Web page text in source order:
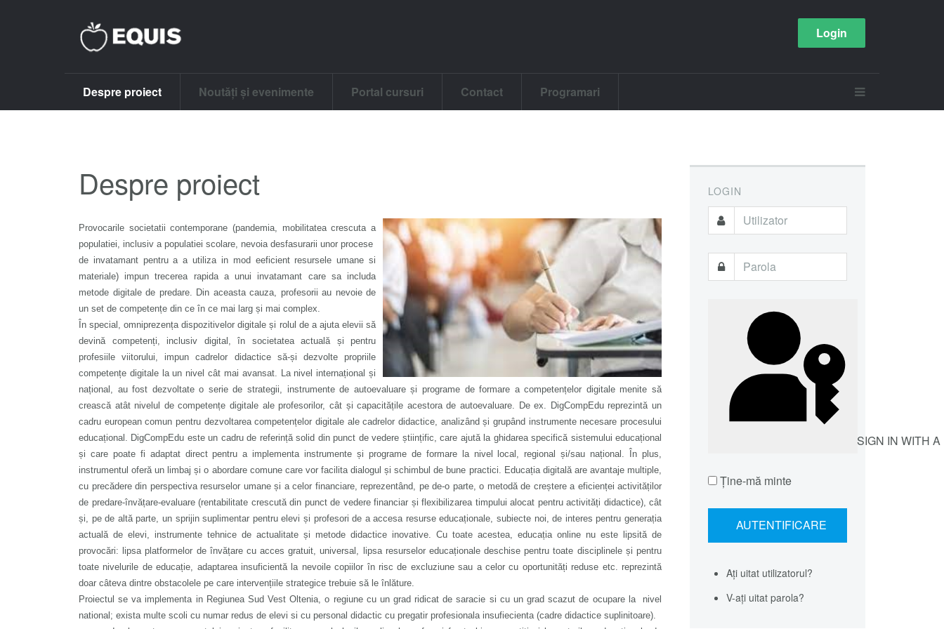
Login
Despre proiect Noutăți și evenimente Portal cursuri Contact Programari
Despre proiect
Provocarile societatii contemporane (pandemia, mobilitatea crescuta a
populatiei, inclusiv a populatiei scolare, nevoia desfasurarii unor procese
de invatamant pentru a a utiliza in mod eeficient resursele umane si
materiale) impun trecerea rapida a unui invatamant care sa includa
metode digitale de predare. Din aceasta cauza, profesorii au nevoie de
un set de competențe din ce în ce mai larg și mai complex.
În special, omniprezența dispozitivelor digitale și rolul de a ajuta elevii să
devină competenți, inclusiv digital, în societatea actuală și pentru
profesiile viitorului, impun cadrelor didactice să-și dezvolte propriile
competențe digitale la un nivel cât mai avansat. La nivel internațional și
național, au fost dezvoltate o serie de strategii, instrumente de autoevaluare și programe de formare a competențelor digitale menite să
crească atât nivelul de competențe digitale ale profesorilor, cât și capacitățile acestora de autoevaluare. De ex. DigCompEdu reprezintă un
cadru european comun pentru dezvoltarea competențelor digitale ale cadrelor didactice, analizând și grupând instrumente necesare procesului
educațional. DigCompEdu este un cadru de referință solid din punct de vedere științific, care ajută la ghidarea specifică sistemului educațional
și care poate fi adaptat direct pentru a implementa instrumente și programe de formare la nivel local, regional și/sau național. În plus,
instrumentul oferă un limbaj și o abordare comune care vor facilita dialogul și schimbul de bune practici. Educația digitală are avantaje multiple,
cu precădere din perspectiva resurselor umane și a celor financiare, reprezentând, pe de-o parte, o metodă de creștere a eficienței activităților
de predare-învățare-evaluare (rentabilitate crescută din punct de vedere financiar și flexibilizarea timpului alocat pentru activități didactice), cât
și, pe de altă parte, un sprijin suplimentar pentru elevi și profesori de a accesa resurse educaționale, subiecte noi, de interes pentru generația
actuală de elevi, instrumente tehnice de actualitate și metode didactice inovative. Cu toate acestea, educația online nu este lipsită de
provocări: lipsa platformelor de învățare cu acces gratuit, universal, lipsa resurselor educaționale deschise pentru toate disciplinele și pentru
toate nivelurile de educație, adaptarea insuficientă la nevoile copiilor în risc de excluziune sau a celor cu oportunități reduse etc. reprezintă
doar câteva dintre obstacolele pe care intervențiile strategice trebuie să le înlăture.
Proiectul se va implementa in Regiunea Sud Vest Oltenia, o regiune cu un grad ridicat de saracie si cu un grad scazut de ocupare la
nivel
national; exista multe scoli cu numar redus de elevi si cu personal didactic cu pregatir profesionala insufiecienta (cadre didactice suplinitoare).
LOGIN
SIGN IN WITH
Ţine-mă minte
Ați uitat utilizatorul?
V-ați uitat parola?